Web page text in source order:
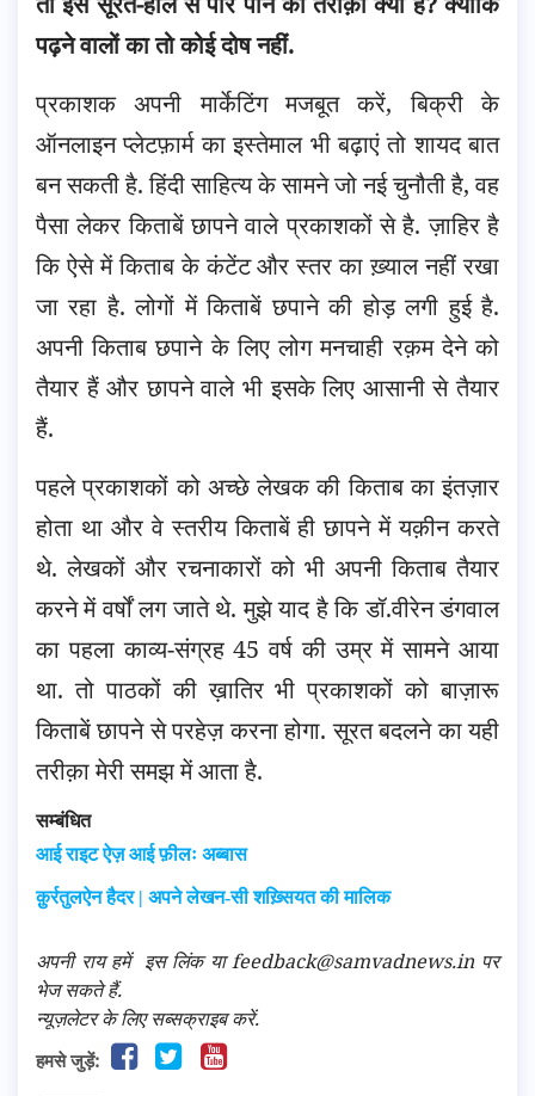
पढ़ने वालों का तो कोई दोष नहीं.
प्रकाशक अपनी मार्केटिंग मजबूत करें, बिक्री के
ऑनलाइन प्लेटफ़ार्म का इस्तेमाल भी बढ़ाएं तो शायद बात
बन सकती है. हिंदी साहित्य के सामने जो नई चुनौती है, वह
पैसा लेकर किताबें छापने वाले प्रकाशकों से है. ज़ाहिर है
कि ऐसे में किताब के कंटेंट और स्तर का ख़्याल नहीं रखा
जा रहा है. लोगों में किताबें छपाने की होड़ लगी हुई है.
अपनी किताब छपाने के लिए लोग मनचाही रक़म देने को
तैयार हैं और छापने वाले भी इसके लिए आसानी से तैयार
हैं.
पहले प्रकाशकों को अच्छे लेखक की किताब का इंतज़ार
होता था और वे स्तरीय किताबें ही छापने में यक़ीन करते
थे. लेखकों और रचनाकारों को भी अपनी किताब तैयार
करने में वर्षों लग जाते थे. मुझे याद है कि डॉ.वीरेन डंगवाल
का पहला काव्य-संग्रह 45 वर्ष की उम्र में सामने आया
था. तो पाठकों की ख़ातिर भी प्रकाशकों को बाज़ारू
किताबें छापने से परहेज़ करना होगा. सूरत बदलने का यही
तरीक़ा मेरी समझ में आता है.
सम्बंधित
आई राइट ऐज़ आई फ़ीलः अब्बास
क़ुर्रतुलऐन हैदर | अपने लेखन-सी शख़्सियत की मालिक
अपनी राय हमें इस लिंक या feedback@samvadnews.in पर
भेज सकते हैं.
न्यूज़लेटर के लिए सब्सक्राइब करें.
हमसे जुड़ें: